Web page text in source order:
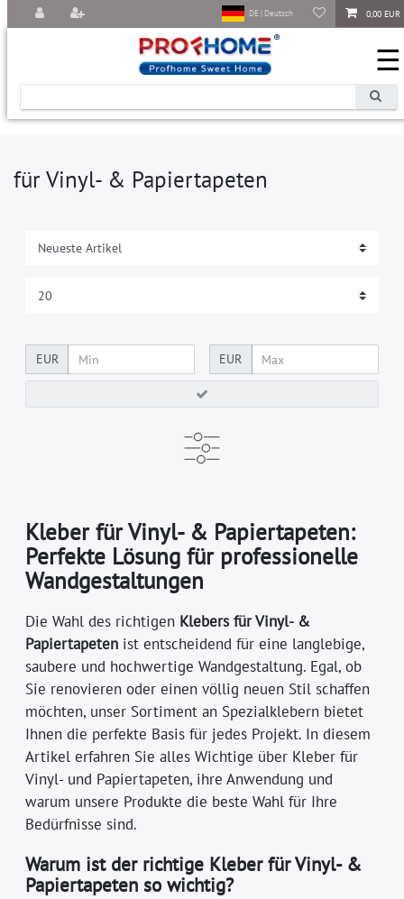
0,00 EUR
DE | Deutsch
☰
für Vinyl- & Papiertapeten
EUR EUR
Kleber für Vinyl- & Papiertapeten:
Perfekte Lösung für professionelle
Wandgestaltungen
Die Wahl des richtigen Klebers für Vinyl- &
Papiertapeten ist entscheidend für eine langlebige,
saubere und hochwertige Wandgestaltung. Egal, ob
Sie renovieren oder einen völlig neuen Stil schaffen
möchten, unser Sortiment an Spezialklebern bietet
Ihnen die perfekte Basis für jedes Projekt. In diesem
Artikel erfahren Sie alles Wichtige über Kleber für
Vinyl- und Papiertapeten, ihre Anwendung und
warum unsere Produkte die beste Wahl für Ihre
Bedürfnisse sind.
Warum ist der richtige Kleber für Vinyl- &
Papiertapeten so wichtig?